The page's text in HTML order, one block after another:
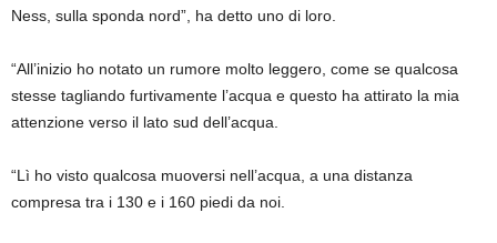
Ness, sulla sponda nord”, ha detto uno di loro.
“All’inizio ho notato un rumore molto leggero, come se qualcosa
stesse tagliando furtivamente l’acqua e questo ha attirato la mia
attenzione verso il lato sud dell’acqua.
“Lì ho visto qualcosa muoversi nell’acqua, a una distanza
compresa tra i 130 e i 160 piedi da noi.